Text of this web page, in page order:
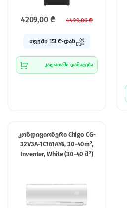
4209,00 ₾ 4499,00₾
თვეში 151 ₾-დან
კალათაში დამატება
კონდიციონერი Chigo CG-
32V3A-1C161AY6, 30-40m²,
Inventer, White (30-40 მ²)